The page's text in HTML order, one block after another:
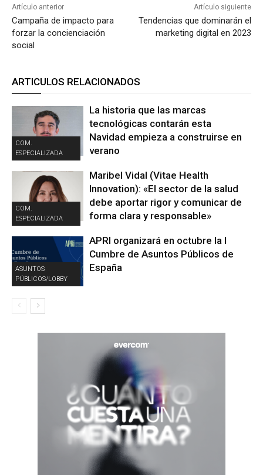
Artículo anterior
Campaña de impacto para
forzar la concienciación
social
Artículo siguiente
Tendencias que dominarán el
marketing digital en 2023
ARTICULOS RELACIONADOS
COM.
ESPECIALIZADA
La historia que las marcas
tecnológicas contarán esta
Navidad empieza a construirse en
verano
COM.
ESPECIALIZADA
Maribel Vidal (Vitae Health
Innovation): «El sector de la salud
debe aportar rigor y comunicar de
forma clara y responsable»
ASUNTOS
PÚBLICOS/LOBBY
APRI organizará en octubre la I
Cumbre de Asuntos Públicos de
España